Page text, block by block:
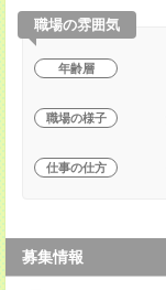
職場の雰囲気
年齢層
職場の様子
仕事の仕方
募集情報